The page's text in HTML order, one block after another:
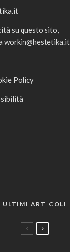
su questo sito,
workin@hestetika.it
Policy
ULTIMI ARTICOLI